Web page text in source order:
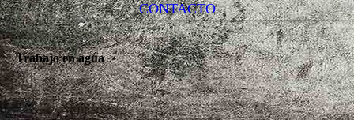
CONTACTO
Trabajo en agua